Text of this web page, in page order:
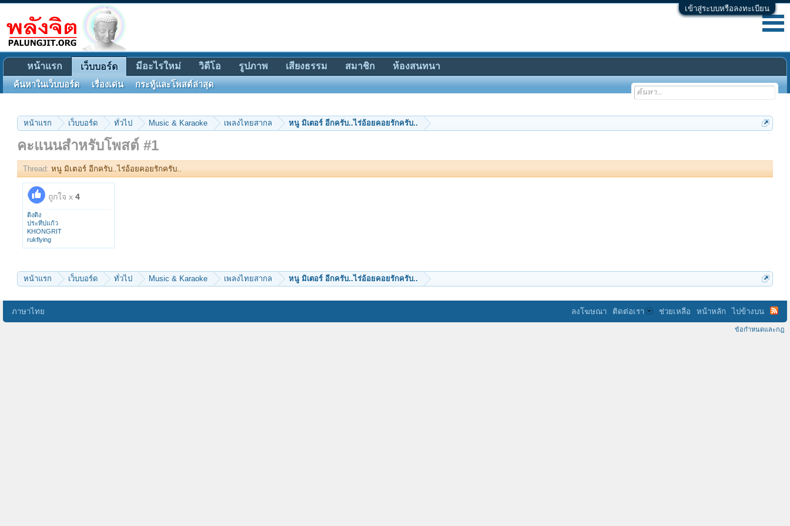
เข้าสู่ระบบหรือลงทะเบียน
หน้าแรก เว็บบอร์ด ทั่วไป Music & Karaoke เพลงไทยสากล หนู มิเตอร์ อีกครับ..ไร่อ้อยคอยรักครับ..
คะแนนสำหรับโพสต์ #1
Thread: หนู มิเตอร์ อีกครับ..ไร่อ้อยคอยรักครับ..
ถูกใจ x 4
ติงติง
ประทีปแก้ว
KHONGRIT
rukflying
หน้าแรก เว็บบอร์ด ทั่วไป Music & Karaoke เพลงไทยสากล หนู มิเตอร์ อีกครับ..ไร่อ้อยคอยรักครับ..
หน้าแรก เว็บบอร์ด
ค้นหาในเว็บบอร์ด เรื่องเด่น กระทู้และโพสต์ล่าสุด
มีอะไรใหม่ วิดีโอ รูปภาพ เสียงธรรม สมาชิก ห้องสนทนา
ภาษาไทย ลงโฆษณา ติดต่อเรา ช่วยเหลือ หน้าหลัก ไปข้างบน
ข้อกำหนดและกฎ